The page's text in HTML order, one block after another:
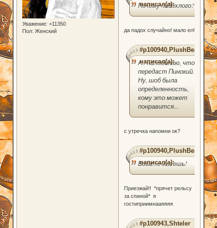
Уважение: +11350
Пол: Женский
написал(а):
Почему падохлого?
да падох случайно! мало ел!
#p100940,PlushBear
написал(а):
А.. напоминаю, что
передаст Пинокий.
Ну, шоб была
определенность,
кому это может
понравится...
с утречка напомни ок?
#p100940,PlushBear
написал(а):
Богато живешь!
Приезжай!! *прячет рельсу
за спиной* я
гостиприимнааяяяя
#p100943,Shteler